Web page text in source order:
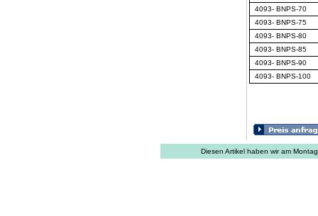
4093- BNPS-70
4093- BNPS-75
4093- BNPS-80
4093- BNPS-85
4093- BNPS-90
4093- BNPS-100
Diesen Artikel haben wir am